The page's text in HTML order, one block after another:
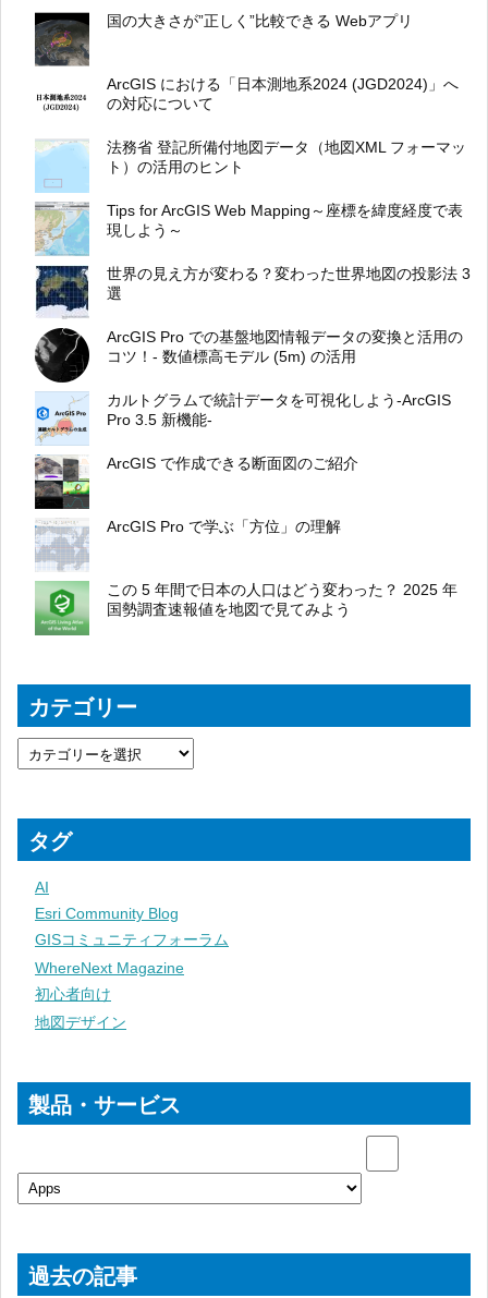
国の大きさが”正しく”比較できる Webアプリ
ArcGIS における「日本測地系2024 (JGD2024)」へ
の対応について
法務省 登記所備付地図データ（地図XML フォーマッ
ト）の活用のヒント
Tips for ArcGIS Web Mapping～座標を緯度経度で表
現しよう～
世界の見え方が変わる？変わった世界地図の投影法 3
選
ArcGIS Pro での基盤地図情報データの変換と活用の
コツ！- 数値標高モデル (5m) の活用
カルトグラムで統計データを可視化しよう-ArcGIS
Pro 3.5 新機能-
ArcGIS で作成できる断面図のご紹介
ArcGIS Pro で学ぶ「方位」の理解
この 5 年間で日本の人口はどう変わった？ 2025 年
国勢調査速報値を地図で見てみよう
カテゴリー
タグ
AI
Esri Community Blog
GISコミュニティフォーラム
WhereNext Magazine
初心者向け
地図デザイン
製品・サービス
過去の記事